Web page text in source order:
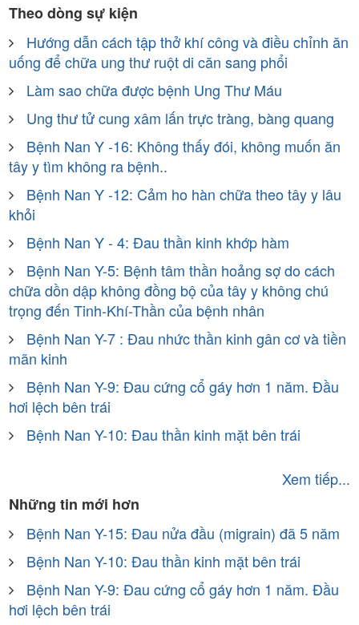
Theo dòng sự kiện
Hướng dẫn cách tập thở khí công và điều chỉnh ăn
uống để chữa ung thư ruột di căn sang phổi
Làm sao chữa được bệnh Ung Thư Máu
Ung thư tử cung xâm lấn trực tràng, bàng quang
Bệnh Nan Y -16: Không thấy đói, không muốn ăn
tây y tìm không ra bệnh..
Bệnh Nan Y -12: Cảm ho hàn chữa theo tây y lâu
khỏi
Bệnh Nan Y - 4: Đau thần kinh khớp hàm
Bệnh Nan Y-5: Bệnh tâm thần hoảng sợ do cách
chữa dồn dập không đồng bộ của tây y không chú
trọng đến Tinh-Khí-Thần của bệnh nhân
Bệnh Nan Y-7 : Đau nhức thần kinh gân cơ và tiền
mãn kinh
Bệnh Nan Y-9: Đau cứng cổ gáy hơn 1 năm. Đầu
hơi lệch bên trái
Bệnh Nan Y-10: Đau thần kinh mặt bên trái
Xem tiếp...
Những tin mới hơn
Bệnh Nan Y-15: Đau nửa đầu (migrain) đã 5 năm
Bệnh Nan Y-10: Đau thần kinh mặt bên trái
Bệnh Nan Y-9: Đau cứng cổ gáy hơn 1 năm. Đầu
hơi lệch bên trái